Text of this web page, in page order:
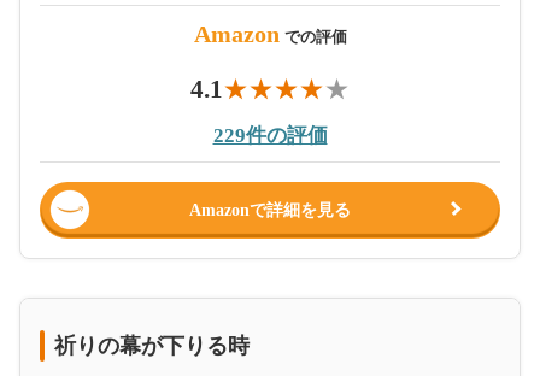
Amazon での評価
4.1
229件の評価
Amazonで詳細を見る
祈りの幕が下りる時